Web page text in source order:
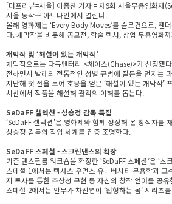
[더프리뷰=서울] 이종찬 기자 = 제9회 서울무용영화제
서울 동작구 아트나인에서 열린다.
올해 영화제는 ‘Every Body Moves’를 슬로건으로, 젠
다. 개막작을 비롯해 공모전, 학술 렉처, 상업 무용영화
개막작 및 ‘해설이 있는 개막작’
개막작으로는 다큐멘터리 <체이스(Chase)>가 선정됐
전하면서 발레의 전통적인 성별 규범에 질문을 던지는
지난해 첫 선을 보여 호응을 얻은 ‘해설이 있는 개막작
시선에서 작품을 해설해 관객의 이해를 돕는다.
SeDaFF 셀렉션 - 성승정 감독 특집
‘SeDaFF 셀렉션’은 영화제와 함께 성장해 온 창작자
성승정 감독의 작업 세계를 집중 조명한다.
SeDaFF 스페셜 - 스크린댄스의 확장
기존 댄스필름 워크숍을 확장한 ‘SeDaFF 스페셜’은 ‘
스페셜 1에서는 텍사스 우먼스 유니버시티 무용학과
지 투사를 통한 추상성 구현 등 자신의 창작 언어를 공유
스페셜 2에서는 안무가 차진엽이 ‘원형하는 몸’ 시리